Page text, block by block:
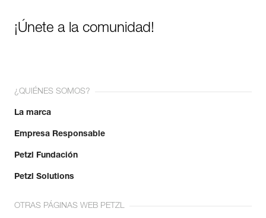
¡Únete a la comunidad!
¿QUIÉNES SOMOS?
La marca
Empresa Responsable
Petzl Fundación
Petzl Solutions
OTRAS PÁGINAS WEB PETZL